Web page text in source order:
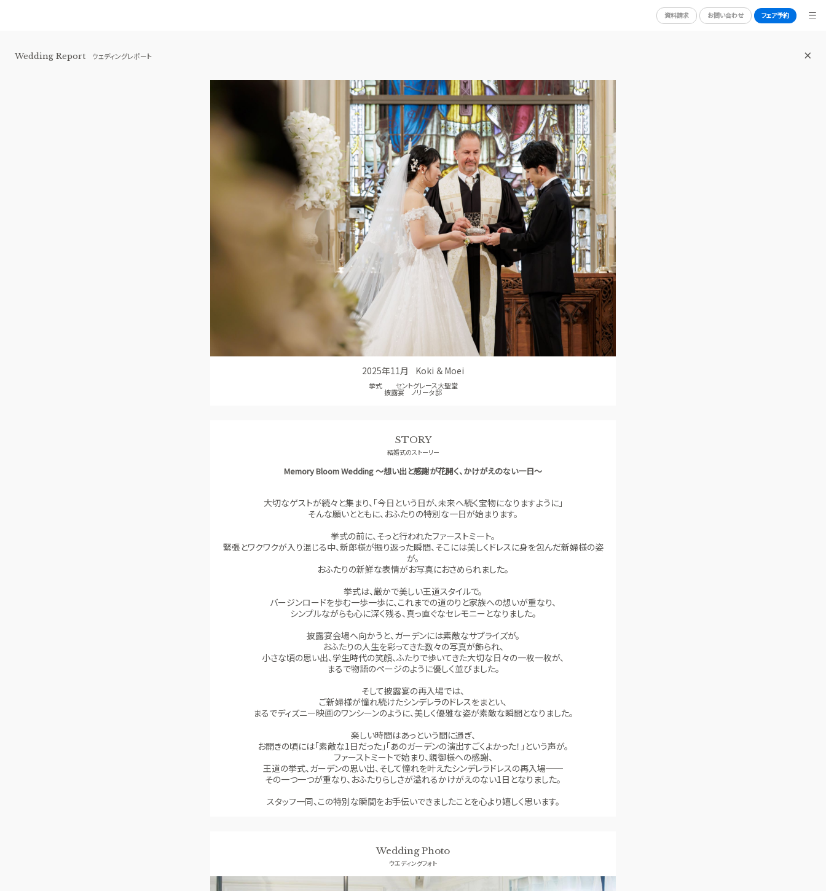
資料請求 お問い合わせ フェア予約
青山セントグレース大聖堂
TOP
トップ
BRIDAL FAIR
ブライダルフェア
FAIR CAMPAIGN
フェアキャンペーンのご案内
WEDDING REPORT
体験者レポート
PHOTO GALLERY
フォトギャラリー
PLAN
プラン
CEREMONY
挙式
PARTY
披露宴会場
CUISINE
料理
DRESS
ドレス
SMALL WEDDING
少人数ウエディング
ACCESS
アクセス
GUEST
ご列席者の皆さまへ
QA
よくあるご質問
SUPPORT
お手伝い
Wedding Report ウェディングレポート
2025年11月 Koki ＆ Moei
挙式 セントグレース大聖堂
披露宴 ノリータ邸
STORY
結婚式のストーリー
Memory Bloom Wedding ～想い出と感謝が花開く、かけがえのない一日～
大切なゲストが続々と集まり、「今日という日が、未来へ続く宝物になりますように」
そんな願いとともに、おふたりの特別な一日が始まります。
挙式の前に、そっと行われたファーストミート。
緊張とワクワクが入り混じる中、新郎様が振り返った瞬間、そこには美しくドレスに身を包んだ新婦様の姿
が。
おふたりの新鮮な表情がお写真におさめられました。
挙式は、厳かで美しい王道スタイルで。
バージンロードを歩む一歩一歩に、これまでの道のりと家族への想いが重なり、
シンプルながらも心に深く残る、真っ直ぐなセレモニーとなりました。
披露宴会場へ向かうと、ガーデンには素敵なサプライズが。
おふたりの人生を彩ってきた数々の写真が飾られ、
小さな頃の思い出、学生時代の笑顔、ふたりで歩いてきた大切な日々の一枚一枚が、
まるで物語のページのように優しく並びました。
そして披露宴の再入場では、
ご新婦様が憧れ続けたシンデレラのドレスをまとい、
まるでディズニー映画のワンシーンのように、美しく優雅な姿が素敵な瞬間となりました。
楽しい時間はあっという間に過ぎ、
お開きの頃には「素敵な1日だった」「あのガーデンの演出すごくよかった！」という声が。
ファーストミートで始まり、親御様への感謝、
王道の挙式、ガーデンの思い出、そして憧れを叶えたシンデレラドレスの再入場──
その一つ一つが重なり、おふたりらしさが溢れるかけがえのない1日となりました。
スタッフ一同、この特別な瞬間をお手伝いできましたことを心より嬉しく思います。
Wedding Photo
ウエディングフォト